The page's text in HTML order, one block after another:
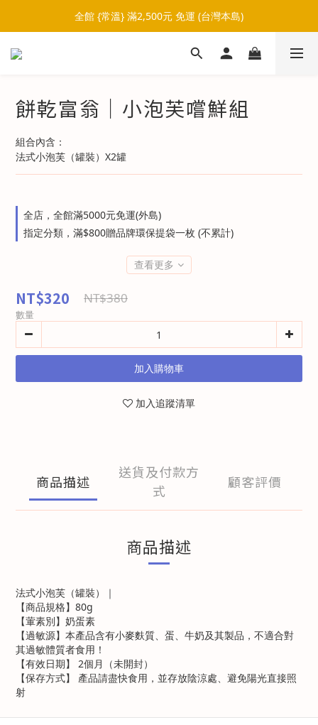
全館 {常溫} 滿2,500元 免運 (台灣本島)
餅乾富翁｜小泡芙嚐鮮組
組合內含：
法式小泡芙（罐裝）X2罐
全店，全館滿5000元免運(外島)
指定分類，滿$800贈品牌環保提袋一枚 (不累計)
查看更多
NT$320 NT$380
數量
加入購物車
加入追蹤清單
商品描述
送貨及付款方
式
顧客評價
商品描述
法式小泡芙（罐裝）｜
【商品規格】80g
【葷素別】奶蛋素
【過敏源】本產品含有小麥麩質、蛋、牛奶及其製品，不適合對
其過敏體質者食用！
【有效日期】 2個月（未開封）
【保存方式】 產品請盡快食用，並存放陰涼處、避免陽光直接照
射